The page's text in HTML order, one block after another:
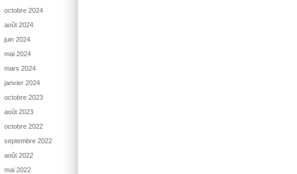
octobre 2024
août 2024
juin 2024
mai 2024
mars 2024
janvier 2024
octobre 2023
août 2023
octobre 2022
septembre 2022
août 2022
mai 2022